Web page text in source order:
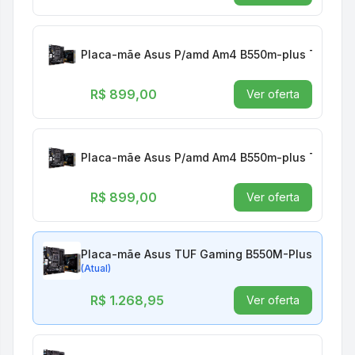
Placa-mãe Asus P/amd Am4 B550m-plus Tuf
R$ 899,00 Ver oferta
Placa-mãe Asus P/amd Am4 B550m-plus Tuf
R$ 899,00 Ver oferta
Placa-mãe Asus TUF Gaming B550M-Plus AMD
(Atual)
R$ 1.268,95 Ver oferta